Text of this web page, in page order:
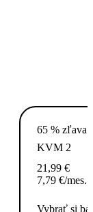
65 % zľava
KVM 2
21,99 €
7,79 €/mes.
Vybrať si